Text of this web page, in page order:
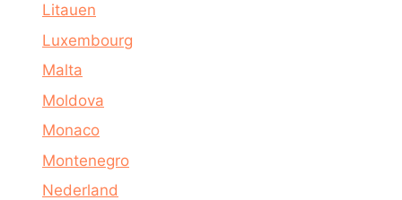
Litauen
Luxembourg
Malta
Moldova
Monaco
Montenegro
Nederland